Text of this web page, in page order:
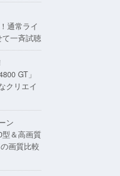
通常ライ
て一斉試聴
GT」
クリエイ
ン
型＆高画質
画質比較